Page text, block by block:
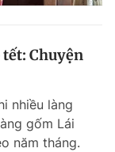
Chuyện
nhiều làng
gốm Lái
năm tháng.